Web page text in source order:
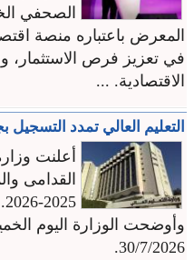
المعرض باعتباره منصة
في تعزيز فرص الاستثمار،
الاقتصادية. ...
التعليم العالي تمدد التسجيل بجميع
أعلنت
القدامى
2025-2026.
وأوضحت الوزارة اليوم
30/7/2026.